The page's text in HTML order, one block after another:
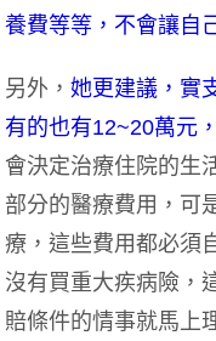
養費等等，不會讓自
另外，她更建議，實
有的也有12~20萬元
會決定治療住院的生
部分的醫療費用，可
療，這些費用都必須
沒有買重大疾病險，
賠條件的情事就馬上